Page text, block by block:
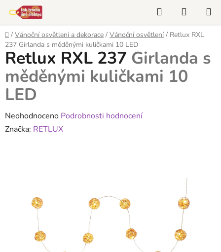
obsah
Hledat
KOŠÍK
Domů
/ Vánoční osvětlení a dekorace / Vánoční osvětlení / Retlux RXL
237 Girlanda s měděnými kuličkami 10 LED
Retlux RXL 237 Girlanda s
měděnými kuličkami 10
LED
Průměrné
hodnocení
hvězdiček.
Neohodnoceno Podrobnosti hodnocení
Značka: RETLUX